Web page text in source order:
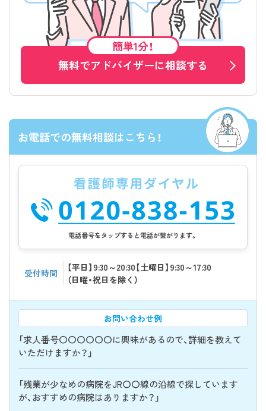
簡単1分！
無料でアドバイザーに相談する
お電話での無料相談はこちら！
電話番号をタップすると電話が繋がります。
受付時間
【平日】9:30～20:30【土曜日】9:30～17:30
（日曜・祝日を除く）
お問い合わせ例
「求人番号〇〇〇〇〇〇に興味があるので、詳細を教えて
いただけますか？」
「残業が少なめの病院をJR〇〇線の沿線で探しています
が、おすすめの病院はありますか？」